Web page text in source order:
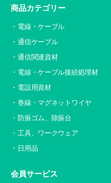
商品カテゴリー
電線・ケーブル
通信ケーブル
通信関連資材
電線・ケーブル接続処理材
電設用資材
巻線・マグネットワイヤ
防振ゴム、除振台
工具、ワークウェア
日用品
会員サービス